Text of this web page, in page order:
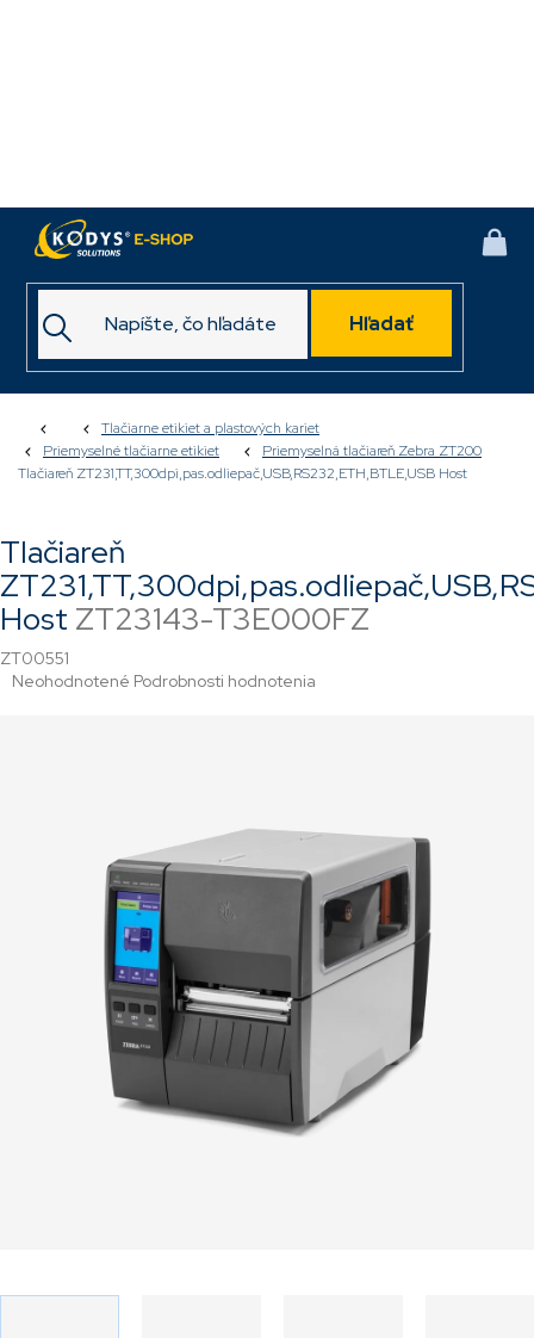
Hľadať
Domov Tlačiarne etikiet a plastových kariet
Priemyselné tlačiarne etikiet
Priemyselná tlačiareň Zebra ZT200
Tlačiareň ZT231,TT,300dpi,pas.odliepač,USB,RS232,ETH,BTLE,USB Host
Tlačiareň
Host ZT23143-T3E000FZ
ZT00551
Priemerné
Neohodnotené Podrobnosti hodnotenia